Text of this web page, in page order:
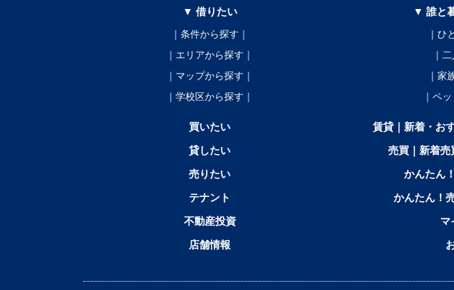
▼ 借りたい
｜条件から探す｜
｜エリアから探す｜
｜マップから探す｜
｜学校区から探す｜
買いたい
貸したい
売りたい
テナント
不動産投資
店舗情報
▼ 誰と
｜ひ
｜
｜家
｜ペ
賃貸｜新着・お
売買｜新着売
かんたん
かんたん！
マ